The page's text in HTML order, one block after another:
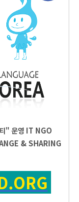
" 운영 IT NGO
& SHARING